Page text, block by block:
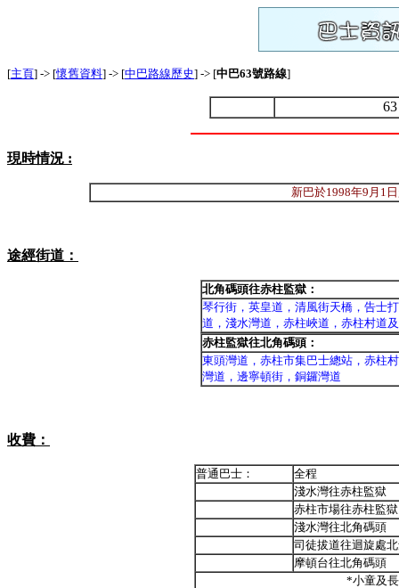
[主頁] -> [懷舊資料] -> [中巴路線歷史] -> [中巴63號路線]
現時情況 :
新巴於1998年9月1
途經街道：
北角碼頭往赤柱監獄：
琴行街，英皇道，清風街天橋，告士
道，淺水灣道，赤柱峽道，赤柱村道
赤柱監獄往北角碼頭：
東頭灣道，赤柱市集巴士總站，赤柱
灣道，邊寧頓街，銅鑼灣道
收費：
普通巴士：
全程
淺水灣往赤柱監獄
赤柱市場往赤柱監獄
淺水灣往北角碼頭
司徒拔道往迴旋處
摩頓台往北角碼頭
*小童及